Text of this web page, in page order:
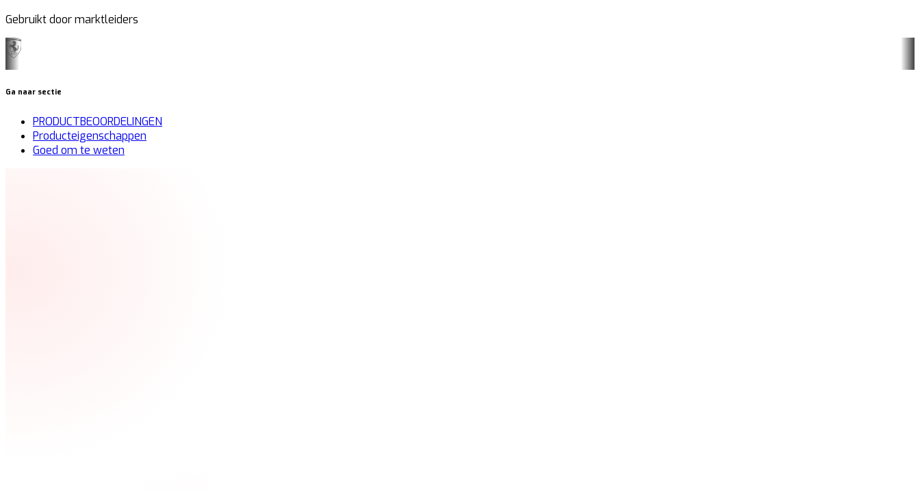
Gebruikt door marktleiders
Ga naar sectie
PRODUCTBEOORDELINGEN
Producteigenschappen
Goed om te weten